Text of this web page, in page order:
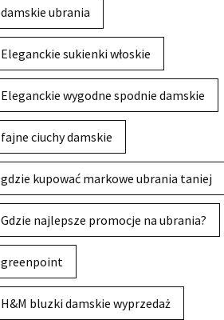
damskie ubrania
Eleganckie sukienki włoskie
Eleganckie wygodne spodnie damskie
fajne ciuchy damskie
gdzie kupować markowe ubrania taniej
Gdzie najlepsze promocje na ubrania?
greenpoint
H&M bluzki damskie wyprzedaż